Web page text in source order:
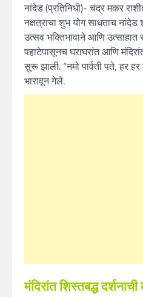
नांदेड (प्रतिनिधी)- चंद्र मकर
नक्षत्राचा शुभ योग साधताच नांदेड
उत्सव भक्तिभावाने आणि
पहाटेपासूनच घराघरांत आणि
सुरू झाली. “नमो पार्वती पते, हर
भारावून गेले.
मंदिरांत शिस्तबद्ध